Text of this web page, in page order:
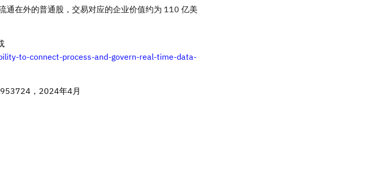
通在外的普通股，交易对应的企业价值约为 110 亿美
to-connect-process-and-govern-real-time-data-
，2024年4月